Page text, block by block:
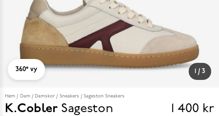
/ 3
360° vy
Hem Dam Damskor Sneakers Sageston Sneakers
K.Cobler Sageston
Pris
1 400 kr